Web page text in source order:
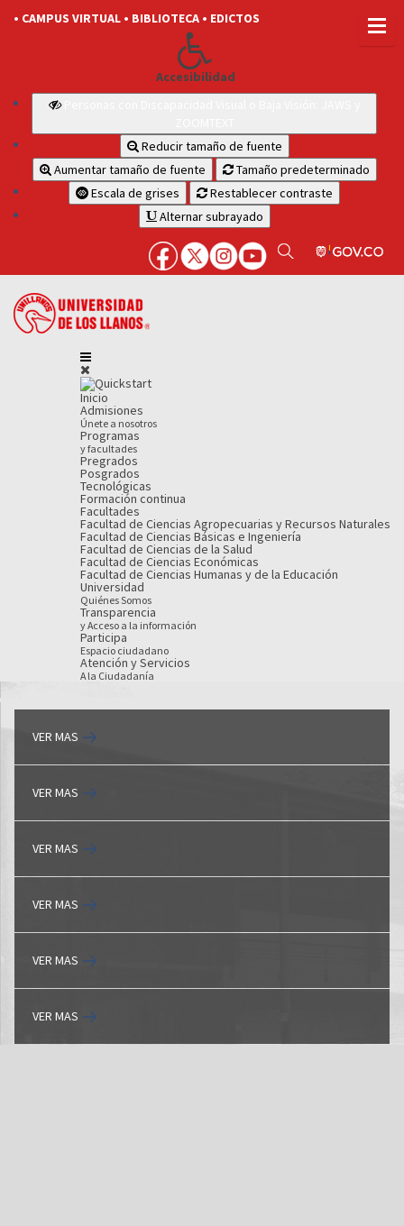
• CAMPUS VIRTUAL • BIBLIOTECA • EDICTOS
Accesibilidad
Reducir tamaño de fuente
Aumentar tamaño de fuente
Tamaño predeterminado
Escala de grises
Restablecer contraste
Alternar subrayado
Inicio
Admisiones
Únete a nosotros
Programas
y facultades
Pregrados
Posgrados
Tecnológicas
Formación continua
Facultades
Facultad de Ciencias Agropecuarias y Recursos Naturales
Facultad de Ciencias Básicas e Ingeniería
Facultad de Ciencias de la Salud
Facultad de Ciencias Económicas
Facultad de Ciencias Humanas y de la Educación
Universidad
Quiénes Somos
Transparencia
y Acceso a la información
Participa
Espacio ciudadano
Atención y Servicios
A la Ciudadanía
VER MAS
VER MAS
VER MAS
VER MAS
VER MAS
VER MAS